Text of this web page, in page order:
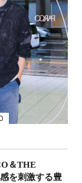
＆THE
を刺激する豊